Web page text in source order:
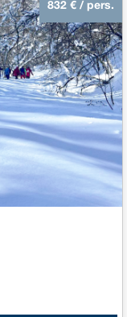
832 € / pers.